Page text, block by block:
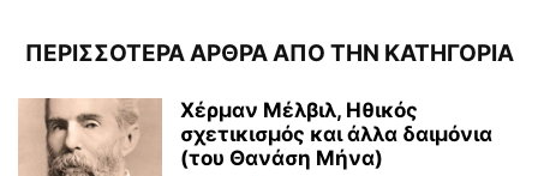
ΠΕΡΙΣΣΟΤΕΡΑ ΑΡΘΡΑ ΑΠΟ ΤΗΝ ΚΑΤΗΓΟΡΙΑ
Χέρμαν Μέλβιλ, Ηθικός
σχετικισμός και άλλα δαιμόνια
(του Θανάση Μήνα)